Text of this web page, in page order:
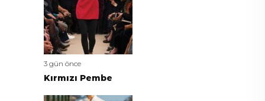
3 gün önce
Kırmızı Pembe